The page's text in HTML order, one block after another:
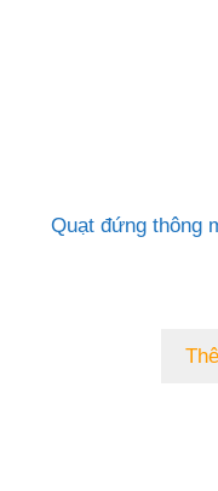
Quạt đứng thông